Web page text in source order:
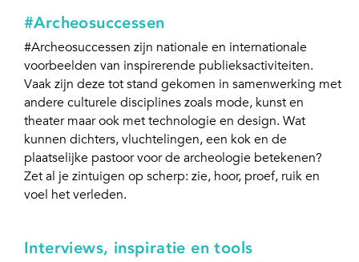
#Archeosuccessen
#Archeosuccessen zijn nationale en internationale
voorbeelden van inspirerende publieksactiviteiten.
Vaak zijn deze tot stand gekomen in samenwerking met
andere culturele disciplines zoals mode, kunst en
theater maar ook met technologie en design. Wat
kunnen dichters, vluchtelingen, een kok en de
plaatselijke pastoor voor de archeologie betekenen?
Zet al je zintuigen op scherp: zie, hoor, proef, ruik en
voel het verleden.
Interviews, inspiratie en tools